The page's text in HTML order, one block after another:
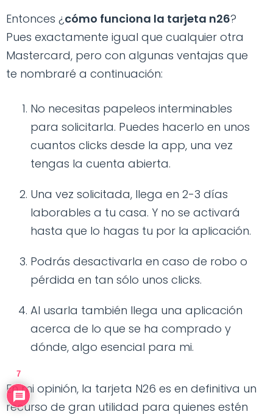
Entonces ¿cómo funciona la tarjeta n26?
Pues exactamente igual que cualquier otra
Mastercard, pero con algunas ventajas que
te nombraré a continuación:
No necesitas papeleos interminables
para solicitarla. Puedes hacerlo en unos
cuantos clicks desde la app, una vez
tengas la cuenta abierta.
Una vez solicitada, llega en 2-3 días
laborables a tu casa. Y no se activará
hasta que lo hagas tu por la aplicación.
Podrás desactivarla en caso de robo o
pérdida en tan sólo unos clicks.
Al usarla también llega una aplicación
acerca de lo que se ha comprado y
dónde, algo esencial para mi.
En mi opinión, la tarjeta N26 es en definitiva un
recurso de gran utilidad para quienes estén
7